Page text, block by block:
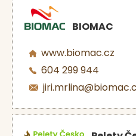
BIOMAC
www.biomac.cz
604 299 944